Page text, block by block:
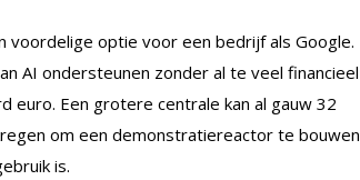
voordelige optie voor een bedrijf als Google.
AI ondersteunen zonder al te veel financieel
euro. Een grotere centrale kan al gauw 32
om een demonstratiereactor te bouwen
is.